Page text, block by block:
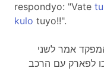
respondyo: "Vate tu
kulo tuyo!!".
אמר לשני
לפארק עם הרכב